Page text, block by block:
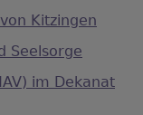
Kitzingen
Seelsorge
im Dekanat